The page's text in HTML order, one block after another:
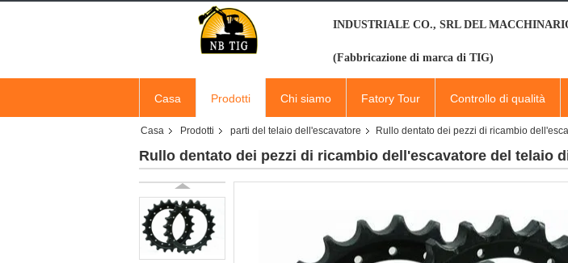
INDUSTRIALE CO., SRL DEL
(Fabbricazione di marca di TIG)
Casa Prodotti Chi siamo Fatory Tour Controllo di qualità
Casa Prodotti parti del telaio dell'escavatore Rullo dentato dei pezzi di ricambio
Rullo dentato dei pezzi di ricambio dell'escavatore del telaio